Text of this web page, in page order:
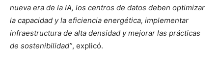
nueva era de la IA, los centros de datos deben optimizar
la capacidad y la eficiencia energética, implementar
infraestructura de alta densidad y mejorar las prácticas
de sostenibilidad”, explicó.